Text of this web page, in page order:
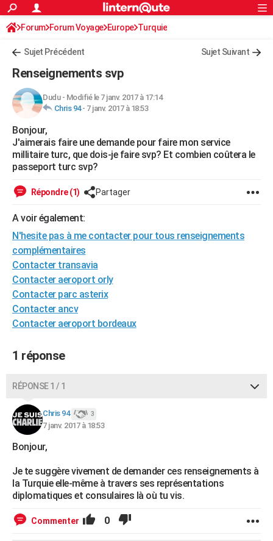
ACTUALITÉS
Politique
Société
Faits Divers
Education
Monde
Villes
+
FINANCE
Retraite
Impôts
Epargne
Immobilier
Risques naturels par ville
Banque
Assurance
Crédit
AUTO
Essais
Réserver un essai
Citadines
Berlines
SUV
Forum auto
+HIGH-TECH
Mobiles
Meilleur smartphone
Internet
Ordinateurs
Jeux vidéo
Guide high-tech
+BRICOLAGE
Forum
Aménagement intérieur
Extérieur
Cuisine
Salle de bains
Jardinage
Rangement
WEEK-END
LIFESTYLE
Art de vivre
Bien-être
Loisirs
Mode
Modes de vie
SANTE
Alimentation
Guide de la santé
Maladies
Médicaments
Sommeil
VOYAGE
Destinations
City break
Voyage nature
Voyage de noces
Forum
Climat
+PHOTO
GUIDES D'ACHAT
CARTE DE VOEUX
Carte de Noël
Carte Bonne année
Carte Saint-Valentin
Carte Pâques
Carte d'anniversaire
DICTIONNAIRE
Dictionnaire
Biographies
Citations
Expressions
Proverbes
PROGRAMME TV
COPAINS D'AVANT
FORUM
S'inscrire
Connexion
Forum Forum Voyage Europe Turquie
Sujet Précédent Sujet Suivant
Renseignements svp
Dudu- Modifié le 7 janv. 2017 à 17:14
Chris 94- 7 janv. 2017 à 18:53
Bonjour,
J'aimerais faire une demande pour faire mon service
millitaire turc, que dois-je faire svp? Et combien coûtera le
passeport turc svp?
Répondre (1) Partager
A voir également:
N'hesite pas à me contacter pour tous renseignements
complémentaires
Contacter transavia
Contacter aeroport orly
Contacter parc asterix
Contacter ancv
Contacter aeroport bordeaux
1 réponse
RÉPONSE 1 / 1
Chris 94 3
7 janv. 2017 à 18:53
Bonjour,
Je te suggère vivement de demander ces renseignements à
la Turquie elle-même à travers ses représentations
diplomatiques et consulaires là où tu vis.
Commenter 0